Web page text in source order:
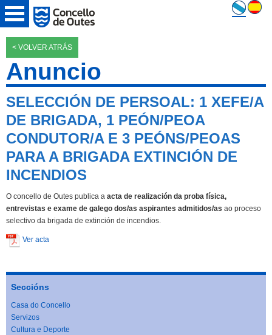
< VOLVER ATRÁS
Anuncio
SELECCIÓN DE PERSOAL: 1 XEFE/A
DE BRIGADA, 1 PEÓN/PEOA
CONDUTOR/A E 3 PEÓNS/PEOAS
PARA A BRIGADA EXTINCIÓN DE
INCENDIOS
O concello de Outes publica a acta de realización da proba física,
entrevistas e exame de galego dos/as aspirantes admitidos/as ao proceso
selectivo da brigada de extinción de incendios.
Ver acta
Seccións
Casa do Concello
Servizos
Cultura e Deporte